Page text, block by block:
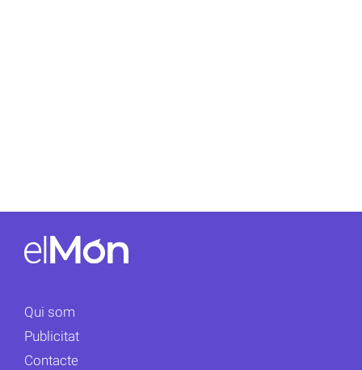
Qui som
Publicitat
Contacte